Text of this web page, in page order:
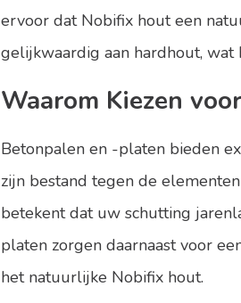
ervoor dat Nobifix hout een
gelijkwaardig aan hardhout,
Waarom Kiezen
Betonpalen en -platen bieden
zijn bestand tegen de
betekent dat uw schutting
platen zorgen daarnaast voor
het natuurlijke Nobifix hout.